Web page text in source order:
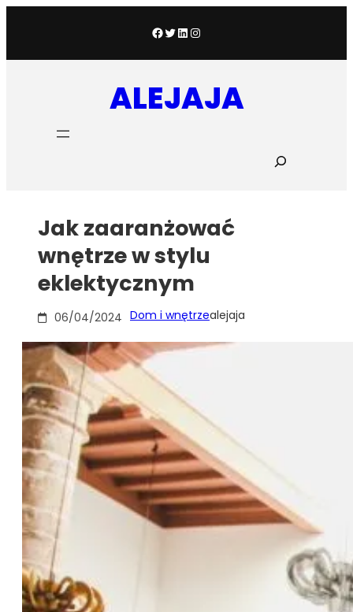
Facebook
Twitter
LinkedIn
Instagram
ALEJAJA
a
j
Jak zaaranżować
wnętrze w stylu
eklektycznym
06/04/2024 Dom i wnętrzealejaja